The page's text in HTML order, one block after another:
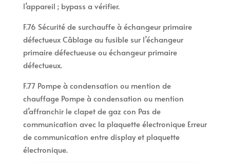
l’appareil ; bypass a vérifier.
F.76 Sécurité de surchauffe à échangeur primaire
défectueux Câblage au fusible sur l’échangeur
primaire défectueuse ou échangeur primaire
défectueux.
F.77 Pompe à condensation ou mention de
chauffage Pompe à condensation ou mention
d’affranchir le clapet de gaz con Pas de
communication avec la plaquette électronique Erreur
de communication entre display et plaquette
électronique.